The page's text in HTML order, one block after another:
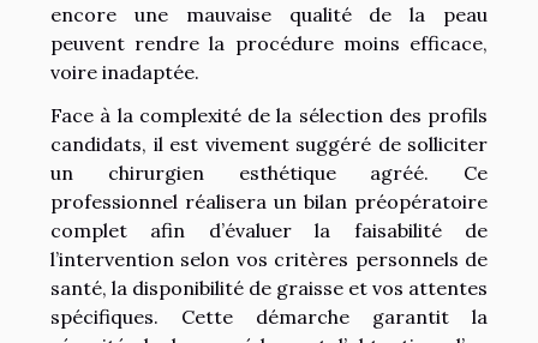
encore une mauvaise qualité de la peau
peuvent rendre la procédure moins efficace,
voire inadaptée.
Face à la complexité de la sélection des profils
candidats, il est vivement suggéré de solliciter
un chirurgien esthétique agréé. Ce
professionnel réalisera un bilan préopératoire
complet afin d’évaluer la faisabilité de
l’intervention selon vos critères personnels de
santé, la disponibilité de graisse et vos attentes
spécifiques. Cette démarche garantit la